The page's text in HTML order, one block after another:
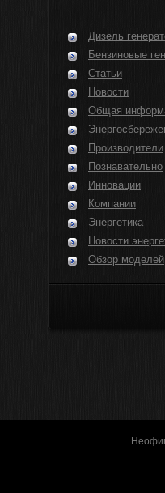
Дизель
Бензиновые
Статьи
Новости
Общая
Производители
Познавательно
Инновации
Компании
Энергетика
Новости
Обзор моделей